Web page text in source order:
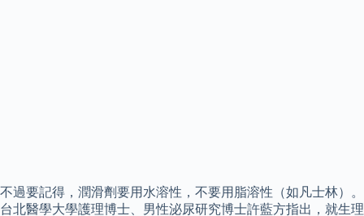
不過要記得，潤滑劑要用水溶性，不要用脂溶性（如凡士林）。
台北醫學大學護理博士、男性泌尿研究博士許藍方指出，就生理